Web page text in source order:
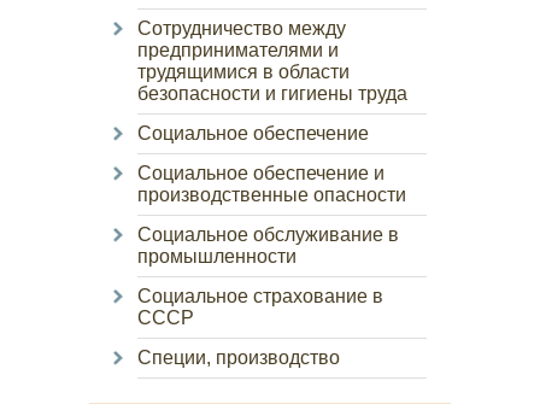
Сотрудничество между
предпринимателями и
трудящимися в области
безопасности и гигиены труда
Социальное обеспечение
Социальное обеспечение и
производственные опасности
Социальное обслуживание в
промышленности
Социальное страхование в
СССР
Специи, производство